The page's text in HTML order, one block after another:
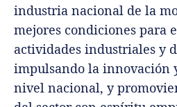
industria nacional de la
mejores condiciones para
actividades industriales y
impulsando la innovación
nivel nacional, y